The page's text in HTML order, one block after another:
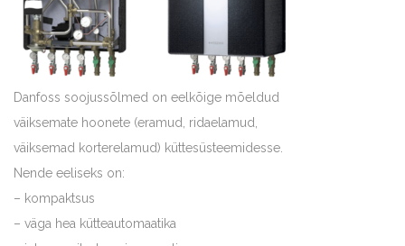
Danfoss soojussõlmed on eelkõige mõeldud
väiksemate hoonete (eramud, ridaelamud,
väiksemad korterelamud) küttesüsteemidesse.
Nende eeliseks on:
– kompaktsus
– väga hea kütteautomaatika